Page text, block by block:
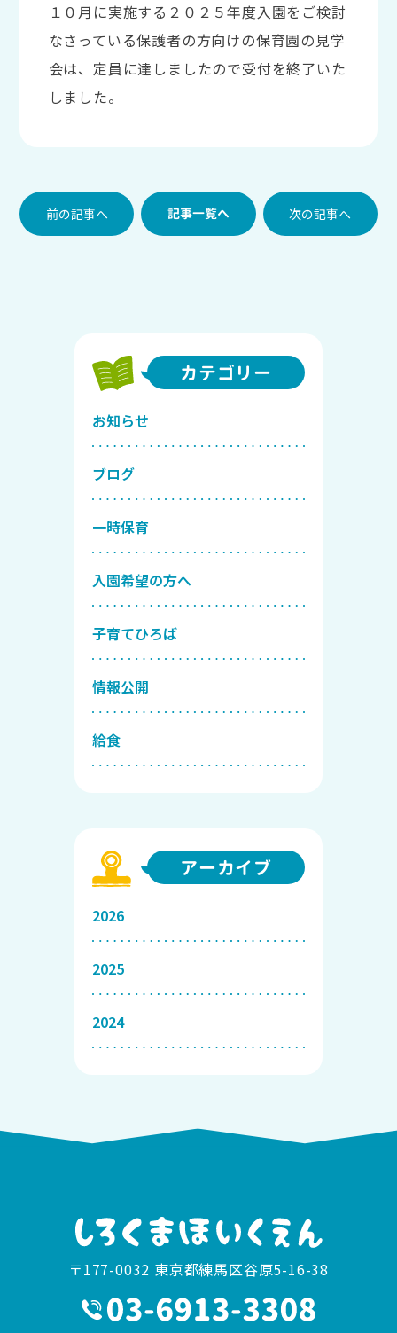
１０月に実施する２０２５年度入園をご検討
なさっている保護者の方向けの保育園の見学
会は、定員に達しましたので受付を終了いた
しました。
前の記事へ 記事一覧へ 次の記事へ
カテゴリー
お知らせ
ブログ
一時保育
入園希望の方へ
子育てひろば
情報公開
給食
アーカイブ
2026
2025
2024
〒177-0032 東京都練馬区谷原5-16-38